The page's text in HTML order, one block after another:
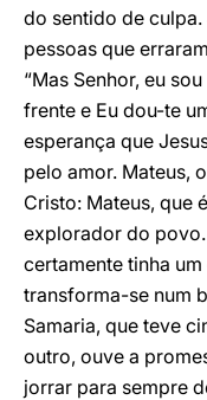
do sentido de
pessoas que
“Mas Senhor, eu
frente e Eu dou-te
esperança que
pelo amor. Mateus,
Cristo: Mateus, que
explorador do
certamente tinha
transforma-se num
Samaria, que teve
outro, ouve a
jorrar para sempre